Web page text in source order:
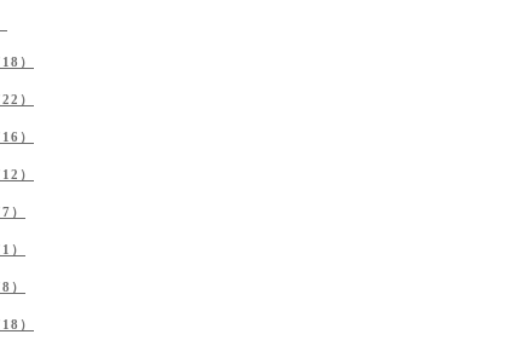
）
）
）
）
）
）
）
）